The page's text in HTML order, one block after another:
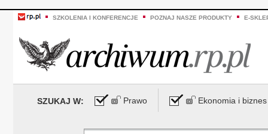
SZKOLENIA I KONFERENCJE POZNAJ NASZE PRODUKTY E-
SZUKAJ W: Prawo Ekonomia i biznes